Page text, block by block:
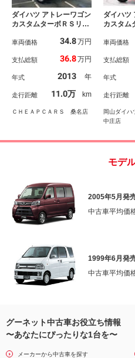
ダイハツ アトレーワゴン
カスタムターボＲＳリミ
ライド・片側電動 ＨＩ
ー ベンチシート Ａ
ＡＢＳ アルミホイー
ル 衝突安全ボディ エ
アコン パワーステアリ
ング パワーウィンドウ
車両価格 34.8万円
支払総額 36.8万円
年式 2013 年
走行距離 11.0万 km
ＣＨＥＡＰＣＡＲＳ 桑名店
ダイハツ
カスタム
Ｄ 左側
ー アイ
動格納
突被害
ーンア
チックハ
ーゼット
車両価格
支払総額
年式
走行距離
岡山ダイ
中庄店
モデ
2005年5月発
中古車平均価
1999年6月発
中古車平均価
グーネット中古車お役立ち情報
〜あなたにぴったりな1台を〜
メーカーから中古車を探す